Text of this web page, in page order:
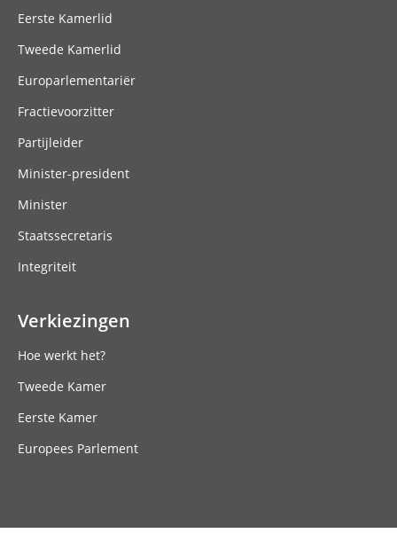
Eerste Kamerlid
Tweede Kamerlid
Europarlementariër
Fractievoorzitter
Partijleider
Minister-president
Minister
Staatssecretaris
Integriteit
Verkiezingen
Hoe werkt het?
Tweede Kamer
Eerste Kamer
Europees Parlement